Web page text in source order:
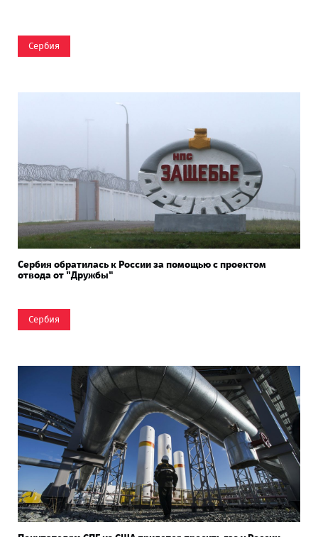
Сербия
Сербия обратилась к России за помощью с проектом
отвода от "Дружбы"
Сербия